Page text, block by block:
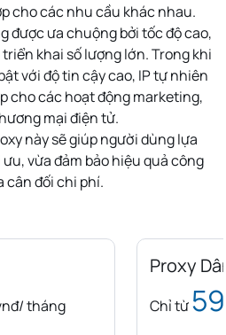
cho các nhu cầu khác nhau.
được ưa chuộng bởi tốc độ cao,
khai số lượng lớn. Trong khi
với độ tin cậy cao, IP tự nhiên
cho các hoạt động marketing,
mại điện tử.
này sẽ giúp người dùng lựa
vừa đảm bảo hiệu quả công
cân đối chi phí.
tháng
Proxy
Chỉ từ